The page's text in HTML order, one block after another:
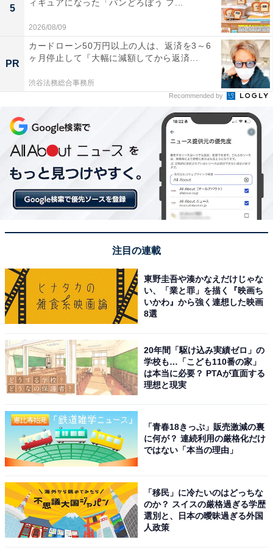
5
ィギュアになった「パンどろぼう フ...
2026/08/09
PR
カードローン50万円以上の人は、返済を3～6
ヶ月停止して『大幅に減額してから返済...
渋谷法務総合事務所
Recommended by
注目の連載
東野圭吾や湊かなえだけじゃな
い、「業と罪」を描く『映画ち
いかわ』から強く連想した映画
8選
20年間「駆け込み実績ゼロ」の
学校も…「こども110番の家」
は本当に必要？ PTAが直面する
理想と現実
「青春18きっぷ」販売激減の裏
に何が？ 連続利用の厳格化だけ
ではない「本当の理由」
「移民」に冷たいのはどっちな
のか？ スイスの厳格過ぎる学歴
選別と、日本の曖昧過ぎる外国
人政策